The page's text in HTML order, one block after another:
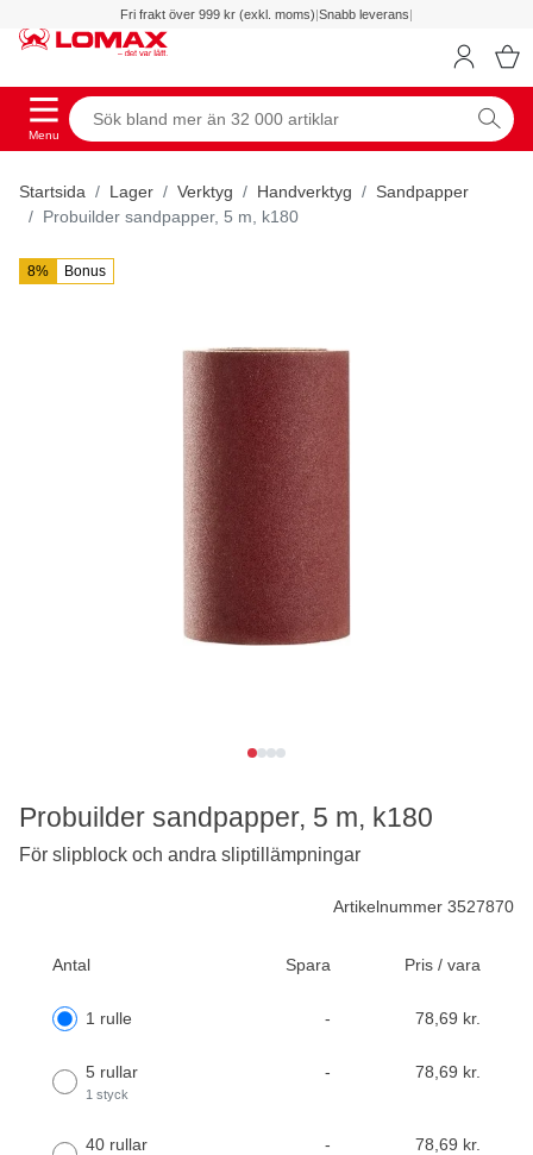
Fri frakt över 999 kr (exkl. moms)|Snabb leverans|
Menu
Startsida Lager Verktyg Handverktyg
Sandpapper
Probuilder sandpapper, 5 m, k180
8% Bonus
Artikelnummer 3527870
Antal Spara Pris / vara
1 rulle - 78,69 kr.
5 rullar
1 styck
- 78,69 kr.
40 rullar - 78,69 kr.
Probuilder sandpapper, 5 m, k180
För slipblock och andra sliptillämpningar